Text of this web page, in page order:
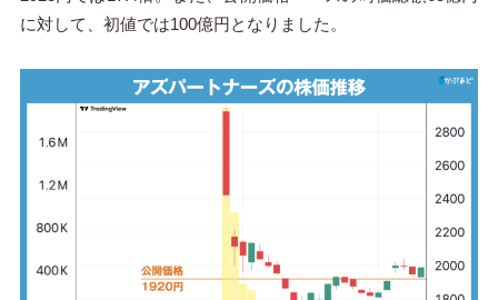
に対して、初値では100億円となりました。